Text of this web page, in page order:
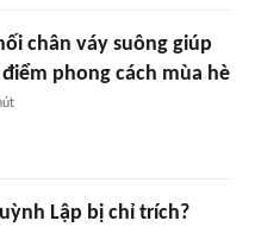
chân váy suông giúp
phong cách mùa hè
Lập bị chỉ trích?